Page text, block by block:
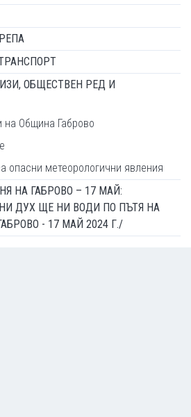
ОБЩЕСТВЕН РЕД И
на Община Габрово
опасни метеорологични явления
НА ГАБРОВО – 17 МАЙ:
ДУХ ЩЕ НИ ВОДИ ПО ПЪТЯ НА
- 17 МАЙ 2024 Г./